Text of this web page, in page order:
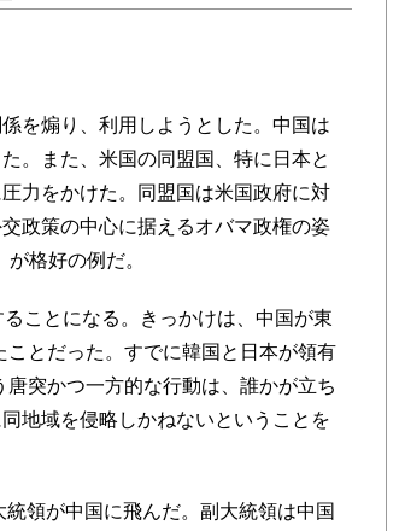
を煽り、利用しようとした。中国は
。また、米国の同盟国、特に日本と
力をかけた。同盟国は米国政府に対
政策の中心に据えるオバマ政権の姿
格好の例だ。
ことになる。きっかけは、中国が東
とだった。すでに韓国と日本が領有
突かつ一方的な行動は、誰かが立ち
地域を侵略しかねないということを
領が中国に飛んだ。副大統領は中国